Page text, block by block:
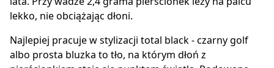
lekko, nie obciążając dłoni.
Najlepiej pracuje w stylizacji total black - czarny golf
albo prosta bluzka to tło, na którym dłoń z